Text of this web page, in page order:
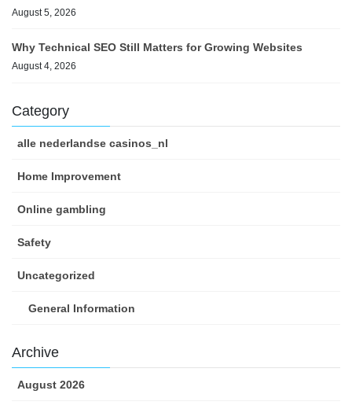
August 5, 2026
Why Technical SEO Still Matters for Growing Websites
August 4, 2026
Category
alle nederlandse casinos_nl
Home Improvement
Online gambling
Safety
Uncategorized
General Information
Archive
August 2026